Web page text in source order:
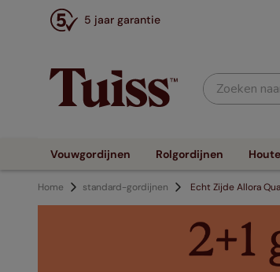
5 jaar garantie
Zoeken naar...
Vouwgordijnen Rolgordijnen
Home standard-gordijnen Echt Zijde Allora